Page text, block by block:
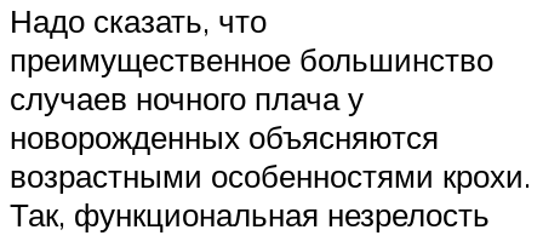
Надо сказать, что
преимущественное большинство
случаев ночного плача у
новорожденных объясняются
возрастными особенностями крохи.
Так, функциональная незрелость